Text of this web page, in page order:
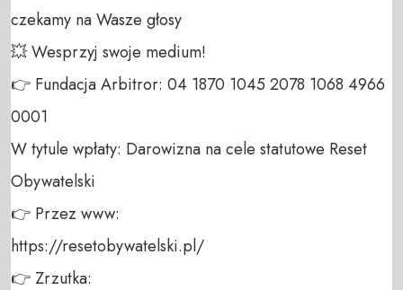
czekamy na Wasze głosy
💥 Wesprzyj swoje medium!
👉 Fundacja Arbitror: 04 1870 1045 2078 1068 4966
0001
W tytule wpłaty: Darowizna na cele statutowe Reset
Obywatelski
👉 Przez www:
https://resetobywatelski.pl/
👉 Zrzutka: